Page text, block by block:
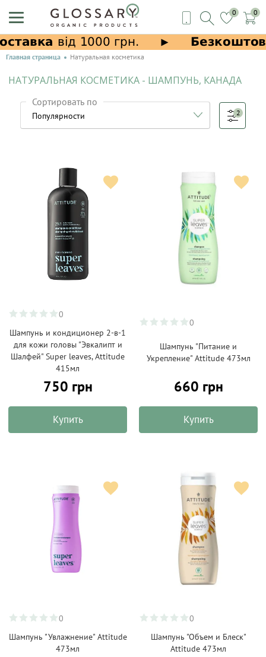
0 0
Главная страница Натуральная косметика
НАТУРАЛЬНАЯ КОСМЕТИКА - ШАМПУНЬ, КАНАДА
Сортировать по
2
0
Шампунь и кондиционер 2-в-1
для кожи головы "Эвкалипт и
Шалфей" Super leaves, Attitude
415мл
750 грн
Купить
0
Шампунь "Питание и
Укрепление" Attitude 473мл
660 грн
Купить
0
Шампунь "Увлажнение" Attitude
473мл
0
Шампунь "Объем и Блеск"
Attitude 473мл